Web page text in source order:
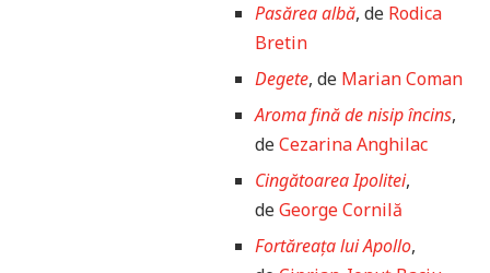
Pasărea albă, de Rodica
Bretin
Degete, de Marian Coman
Aroma fină de nisip încins,
deCezarina Anghilac
Cingătoarea Ipolitei,
deGeorge Cornilă
Fortăreața lui Apollo,